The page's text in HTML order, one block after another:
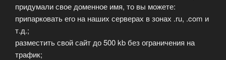
придумали свое доменное имя, то вы можете:
припарковать его на наших серверах в зонах .ru, .com и
т.д.;
разместить свой сайт до 500 kb без ограничения на
трафик;